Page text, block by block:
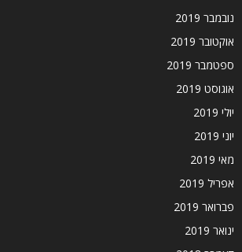
נובמבר 2019
אוקטובר 2019
ספטמבר 2019
אוגוסט 2019
יולי 2019
יוני 2019
מאי 2019
אפריל 2019
פברואר 2019
ינואר 2019